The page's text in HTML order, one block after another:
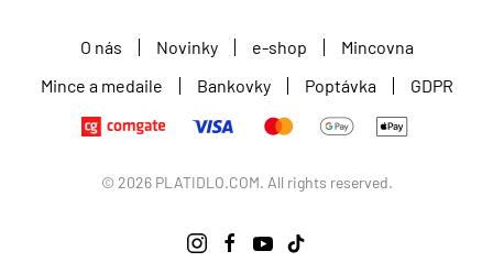
O nás Novinky e-shop
Mincovna
Mince a medaile
Bankovky Poptávka GDPR
© 2026PLATIDLO.COM. All rights reserved.